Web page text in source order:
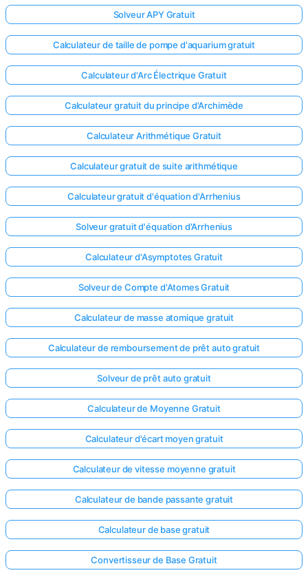
le
Posez
votre
Solveur APY Gratuit
Calculateur de taille de pompe d'aquarium gratuit
Calculateur d'Arc Électrique Gratuit
Calculateur gratuit du principe d'Archimède
Calculateur Arithmétique Gratuit
Calculateur gratuit de suite arithmétique
Calculateur gratuit d'équation d'Arrhenius
Solveur gratuit d'équation d'Arrhenius
Calculateur d'Asymptotes Gratuit
Solveur de Compte d'Atomes Gratuit
Calculateur de masse atomique gratuit
Calculateur de remboursement de prêt auto gratuit
Solveur de prêt auto gratuit
Calculateur de Moyenne Gratuit
Calculateur d'écart moyen gratuit
Calculateur de vitesse moyenne gratuit
Calculateur de bande passante gratuit
Calculateur de base gratuit
Convertisseur de Base Gratuit